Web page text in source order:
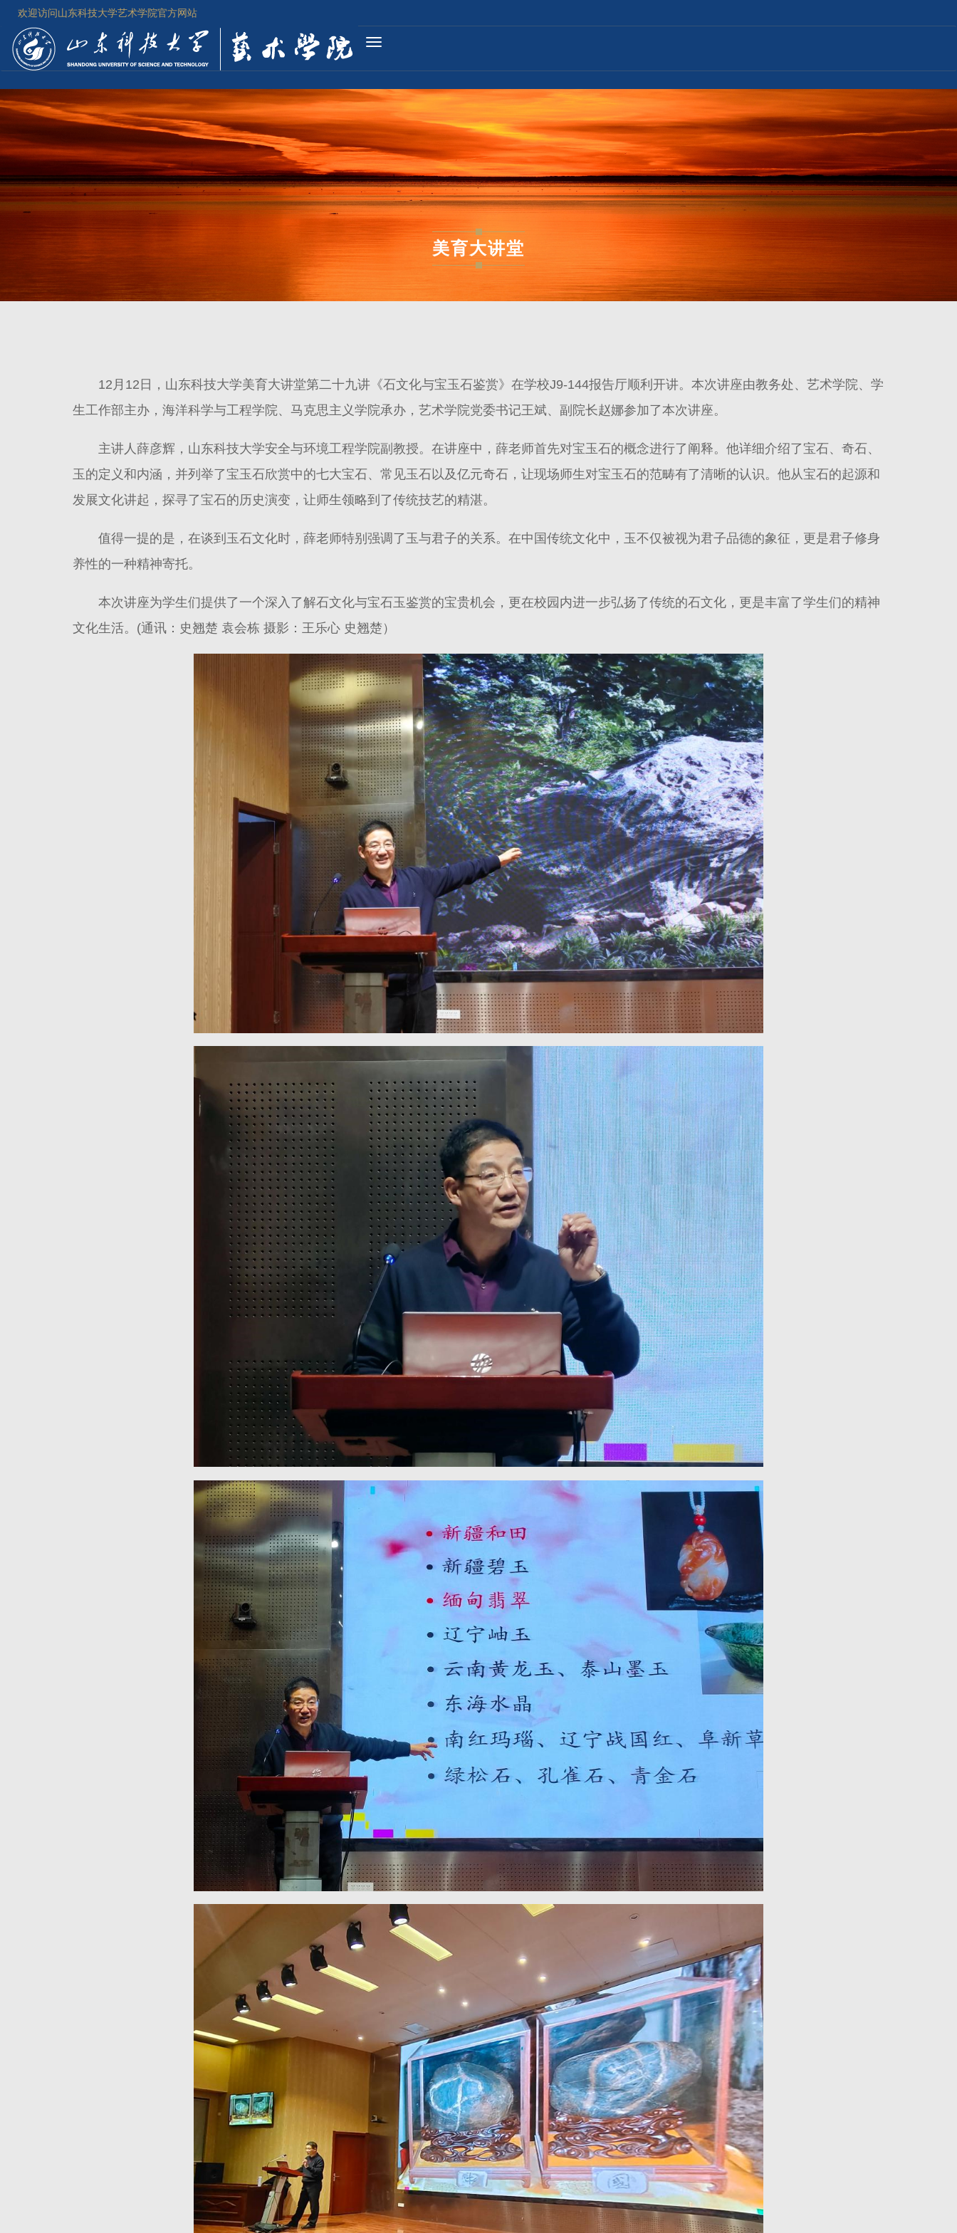
欢迎访问山东科技大学艺术学院官方网站
Toggle
navigation
美育大讲堂
12月12日，山东科技大学美育大讲堂第二十九讲《石文化与宝玉石鉴赏》在学校J9-144报告厅顺利开讲。本次讲座由教务处、艺术学院、学
生工作部主办，海洋科学与工程学院、马克思主义学院承办，艺术学院党委书记王斌、副院长赵娜参加了本次讲座。
主讲人薛彦辉，山东科技大学安全与环境工程学院副教授。在讲座中，薛老师首先对宝玉石的概念进行了阐释。他详细介绍了宝石、奇石、
玉的定义和内涵，并列举了宝玉石欣赏中的七大宝石、常见玉石以及亿元奇石，让现场师生对宝玉石的范畴有了清晰的认识。他从宝石的起源和
发展文化讲起，探寻了宝石的历史演变，让师生领略到了传统技艺的精湛。
值得一提的是，在谈到玉石文化时，薛老师特别强调了玉与君子的关系。在中国传统文化中，玉不仅被视为君子品德的象征，更是君子修身
养性的一种精神寄托。
本次讲座为学生们提供了一个深入了解石文化与宝石玉鉴赏的宝贵机会，更在校园内进一步弘扬了传统的石文化，更是丰富了学生们的精神
文化生活。(通讯：史翘楚 袁会栋 摄影：王乐心 史翘楚）